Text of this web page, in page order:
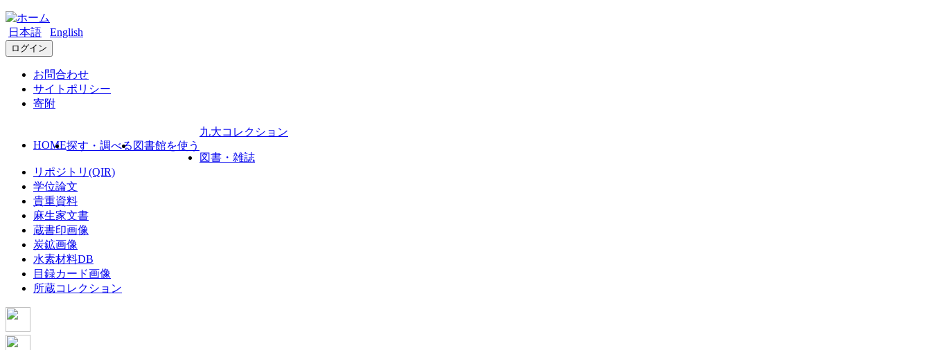
日本語 English
ログイン
お問合わせ
サイトポリシー
寄附
HOME探す・調べる 図書館を使う
九大コレクション
図書・雑誌
リポジトリ(QIR)
学位論文
貴重資料
麻生家文書
蔵書印画像
炭鉱画像
水素材料DB
目録カード画像
所蔵コレクション